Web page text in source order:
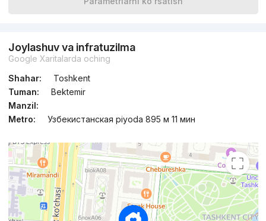
Joylashuv va infratuzilma
Google Xaritalarda oching
Shahar:
Toshkent
Tuman:
Bektemir
Manzil:
Metro:
Узбекистанская piyoda 895 м 11 мин